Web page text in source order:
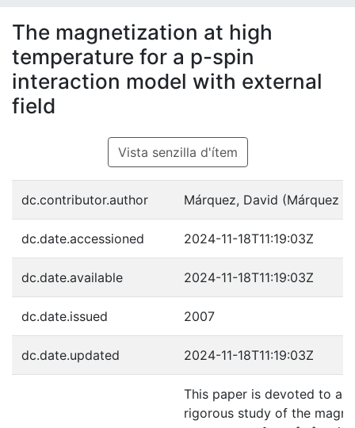
The magnetization at high
temperature for a p-spin
interaction model with external
field
Vista senzilla d'ítem
dc.contributor.author Márquez, David (Márquez
dc.date.accessioned 2024-11-18T11:19:03Z
dc.date.available 2024-11-18T11:19:03Z
dc.date.issued 2007
dc.date.updated 2024-11-18T11:19:03Z
This paper is devoted to a
rigorous study of the